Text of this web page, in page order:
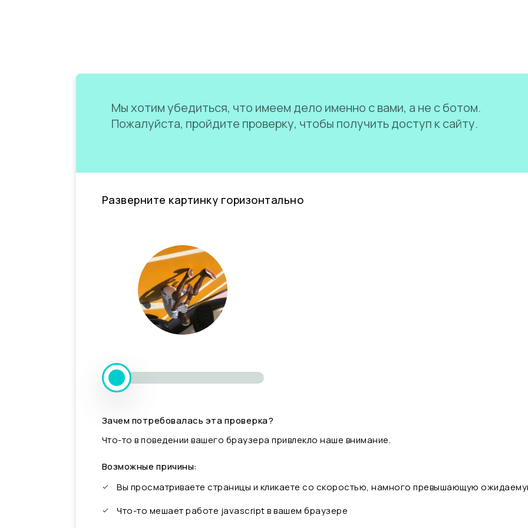
Мы хотим убедиться, что имеем дело именно с вами, а не с ботом.
Пожалуйста, пройдите проверку, чтобы получить доступ к сайту.
Разверните картинку горизонтально
Зачем потребовалась эта проверка?
Что-то в поведении вашего браузера привлекло наше внимание.
Возможные причины:
Вы просматриваете страницы и кликаете со скоростью, намного превышающую
Что-то мешает работе javascript в вашем браузере